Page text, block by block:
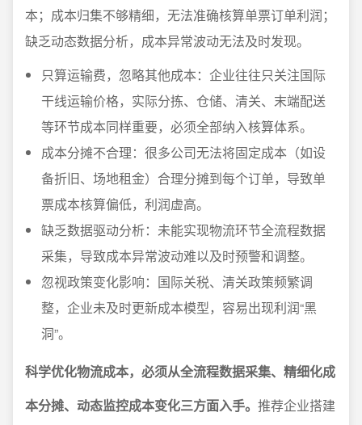
本；成本归集不够精细，无法准确核算单票订单利润；
缺乏动态数据分析，成本异常波动无法及时发现。
只算运输费，忽略其他成本：企业往往只关注国际
干线运输价格，实际分拣、仓储、清关、末端配送
等环节成本同样重要，必须全部纳入核算体系。
成本分摊不合理：很多公司无法将固定成本（如设
备折旧、场地租金）合理分摊到每个订单，导致单
票成本核算偏低，利润虚高。
缺乏数据驱动分析：未能实现物流环节全流程数据
采集，导致成本异常波动难以及时预警和调整。
忽视政策变化影响：国际关税、清关政策频繁调
整，企业未及时更新成本模型，容易出现利润“黑
洞”。
科学优化物流成本，必须从全流程数据采集、精细化成
本分摊、动态监控成本变化三方面入手。 推荐企业搭建